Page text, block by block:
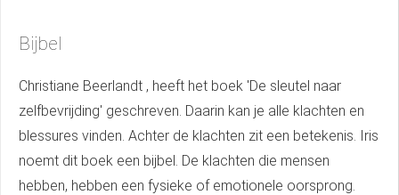
Bijbel
Christiane Beerlandt , heeft het boek 'De sleutel naar
zelfbevrijding' geschreven. Daarin kan je alle klachten en
blessures vinden. Achter de klachten zit een betekenis. Iris
noemt dit boek een bijbel. De klachten die mensen
hebben, hebben een fysieke of emotionele oorsprong.